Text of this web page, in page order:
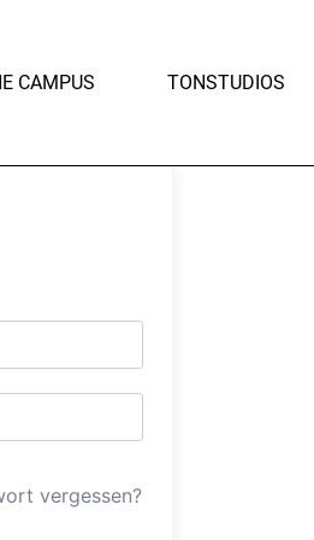
CAMPUS TONSTUDIOS
vergessen?